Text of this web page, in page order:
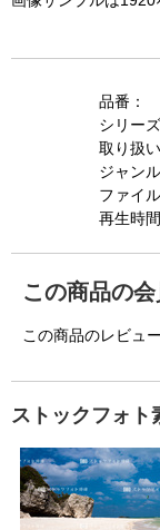
品番：
シリーズ
取り扱い
ジャンル
ファイル
再生時間
この商品の
この商品のレビュ
ストックフォト